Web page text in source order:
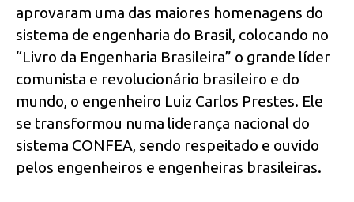
aprovaram uma das maiores homenagens do
sistema de engenharia do Brasil, colocando no
“Livro da Engenharia Brasileira” o grande líder
comunista e revolucionário brasileiro e do
mundo, o engenheiro Luiz Carlos Prestes. Ele
se transformou numa liderança nacional do
sistema CONFEA, sendo respeitado e ouvido
pelos engenheiros e engenheiras brasileiras.